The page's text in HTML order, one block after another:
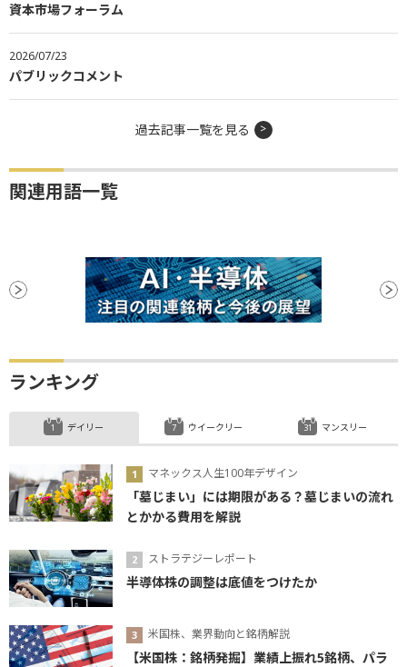
資本市場フォーラム
2026/07/23
パブリックコメント
過去記事一覧を見る
関連用語一覧
ランキング
デイリー
マネックス人生100年デザイン
「墓じまい」には期限がある？墓じまいの流れ
とかかる費用を解説
ストラテジーレポート
半導体株の調整は底値をつけたか
米国株、業界動向と銘柄解説
【米国株：銘柄発掘】業績上振れ5銘柄、パラ
ウイークリー マンスリー